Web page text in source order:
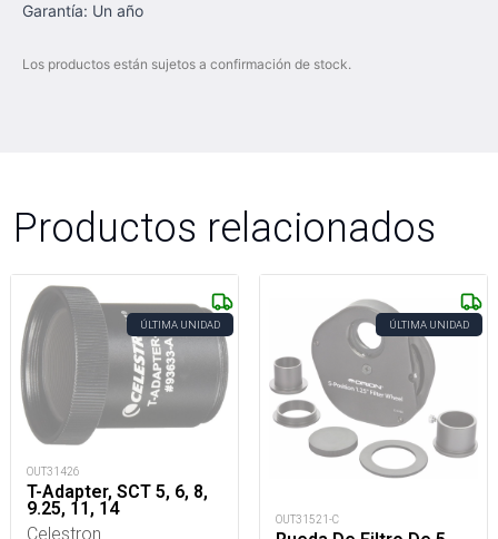
Garantía: Un año
Los productos están sujetos a confirmación de stock.
Productos relacionados
ÚLTIMA UNIDAD
OUT31426
T-Adapter, SCT 5, 6, 8,
9.25, 11, 14
Celestron
ÚLTIMA UNIDAD
OUT31521-C